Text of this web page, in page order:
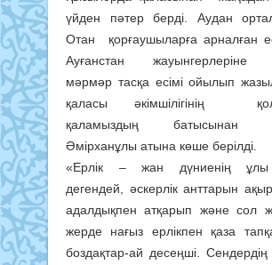
үйден пәтер берді. Аудан
Отан қорғаушыларға арналған
Ауғанстан жауынгерлеріне
мәрмәр тасқа есімі ойылып
қаласы әкімшілігінің
қаламыздың батысынан
Әмірханұлы атына көше берілді.
«Ерлік – жан дүниенің ұлы
дегендей, әскерлік анттарын
адалдықпен атқарып және сол
жерде нағыз ерлікпен қаза
боздақтар-ай десеңші. Сендердің